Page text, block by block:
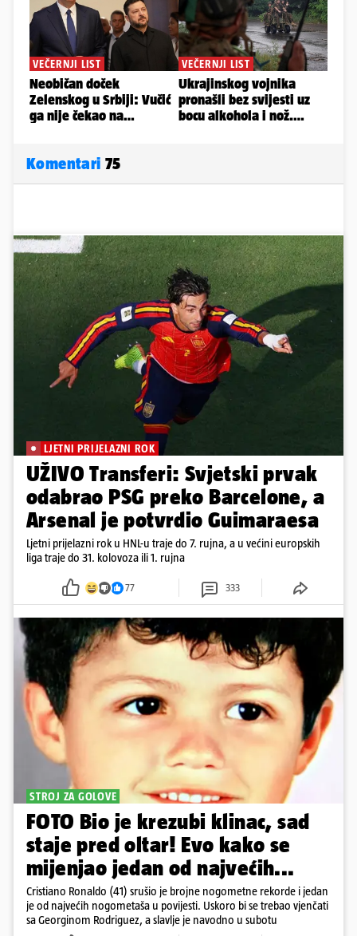
Komentari 75
LJETNI PRIJELAZNI ROK
UŽIVO Transferi: Svjetski prvak
odabrao PSG preko Barcelone, a
Arsenal je potvrdio Guimaraesa
Ljetni prijelazni rok u HNL-u traje do 7. rujna, a u većini europskih
liga traje do 31. kolovoza ili 1. rujna
77 333
STROJ ZA GOLOVE
FOTO Bio je krezubi klinac, sad
staje pred oltar! Evo kako se
mijenjao jedan od najvećih...
Cristiano Ronaldo (41) srušio je brojne nogometne rekorde i jedan
je od najvećih nogometaša u povijesti. Uskoro bi se trebao vjenčati
sa Georginom Rodriguez, a slavlje je navodno u subotu